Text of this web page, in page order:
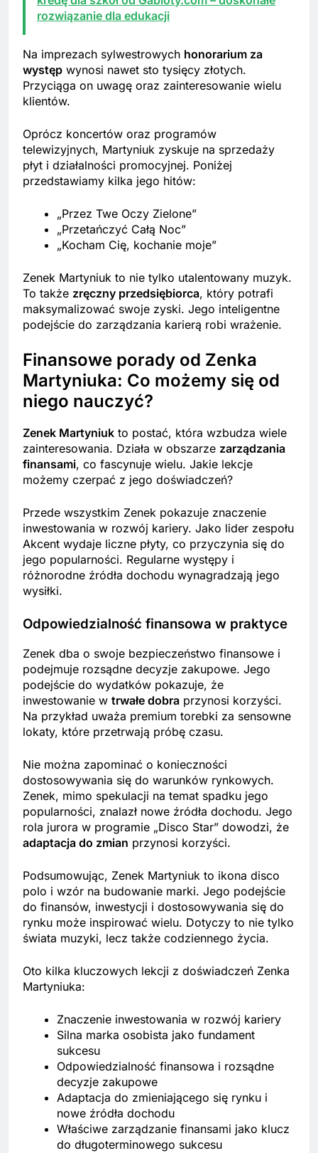
rozwiązanie dla edukacji
Na imprezach sylwestrowych honorarium za
występ wynosi nawet sto tysięcy złotych.
Przyciąga on uwagę oraz zainteresowanie wielu
klientów.
Oprócz koncertów oraz programów
telewizyjnych, Martyniuk zyskuje na sprzedaży
płyt i działalności promocyjnej. Poniżej
przedstawiamy kilka jego hitów:
„Przez Twe Oczy Zielone”
„Przetańczyć Całą Noc”
„Kocham Cię, kochanie moje”
Zenek Martyniuk to nie tylko utalentowany muzyk.
To także zręczny przedsiębiorca, który potrafi
maksymalizować swoje zyski. Jego inteligentne
podejście do zarządzania karierą robi wrażenie.
Finansowe porady od Zenka
Martyniuka: Co możemy się od
niego nauczyć?
Zenek Martyniuk to postać, która wzbudza wiele
zainteresowania. Działa w obszarze zarządzania
finansami, co fascynuje wielu. Jakie lekcje
możemy czerpać z jego doświadczeń?
Przede wszystkim Zenek pokazuje znaczenie
inwestowania w rozwój kariery. Jako lider zespołu
Akcent wydaje liczne płyty, co przyczynia się do
jego popularności. Regularne występy i
różnorodne źródła dochodu wynagradzają jego
wysiłki.
Odpowiedzialność finansowa w praktyce
Zenek dba o swoje bezpieczeństwo finansowe i
podejmuje rozsądne decyzje zakupowe. Jego
podejście do wydatków pokazuje, że
inwestowanie w trwałe dobra przynosi korzyści.
Na przykład uważa premium torebki za sensowne
lokaty, które przetrwają próbę czasu.
Nie można zapominać o konieczności
dostosowywania się do warunków rynkowych.
Zenek, mimo spekulacji na temat spadku jego
popularności, znalazł nowe źródła dochodu. Jego
rola jurora w programie „Disco Star” dowodzi, że
adaptacja do zmian przynosi korzyści.
Podsumowując, Zenek Martyniuk to ikona disco
polo i wzór na budowanie marki. Jego podejście
do finansów, inwestycji i dostosowywania się do
rynku może inspirować wielu. Dotyczy to nie tylko
świata muzyki, lecz także codziennego życia.
Oto kilka kluczowych lekcji z doświadczeń Zenka
Martyniuka:
Znaczenie inwestowania w rozwój kariery
Silna marka osobista jako fundament
sukcesu
Odpowiedzialność finansowa i rozsądne
decyzje zakupowe
Adaptacja do zmieniającego się rynku i
nowe źródła dochodu
Właściwe zarządzanie finansami jako klucz
do długoterminowego sukcesu